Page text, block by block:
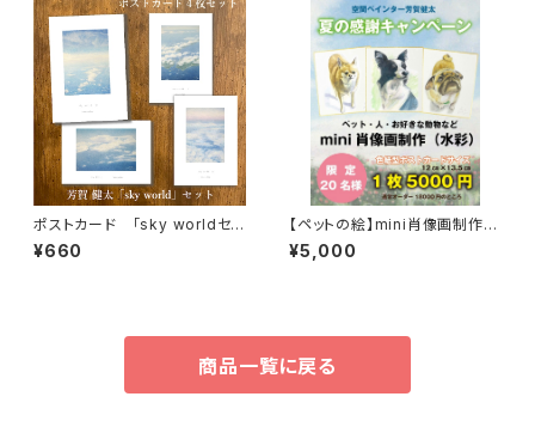
ポストカード 「sky worldセッ
ト」
¥660
【ペットの絵】mini肖像画制作
（水彩・色紙型ポストカードサイ
ズ）
¥5,000
商品一覧に戻る